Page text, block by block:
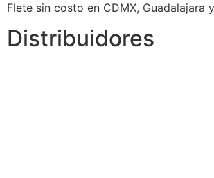
Flete sin costo en CDMX, Guadalajara
Distribuidores